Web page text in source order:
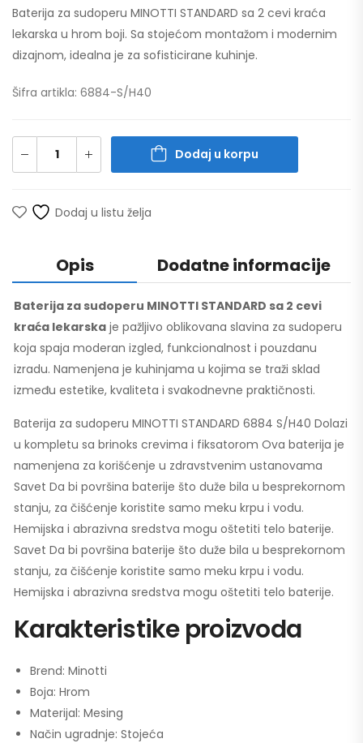
Baterija za sudoperu MINOTTI STANDARD sa 2 cevi kraća
lekarska u hrom boji. Sa stojećom montažom i modernim
dizajnom, idealna je za sofisticirane kuhinje.
Šifra artikla: 6884-S/H40
Dodaj u korpu
Dodaj u listu želja
Opis Dodatne informacije
Baterija za sudoperu MINOTTI STANDARD sa 2 cevi
kraća lekarska je pažljivo oblikovana slavina za sudoperu
koja spaja moderan izgled, funkcionalnost i pouzdanu
izradu. Namenjena je kuhinjama u kojima se traži sklad
između estetike, kvaliteta i svakodnevne praktičnosti.
Baterija za sudoperu MINOTTI STANDARD 6884 S/H40 Dolazi
u kompletu sa brinoks crevima i fiksatorom Ova baterija je
namenjena za korišćenje u zdravstvenim ustanovama
Savet Da bi površina baterije što duže bila u besprekornom
stanju, za čišćenje koristite samo meku krpu i vodu.
Hemijska i abrazivna sredstva mogu oštetiti telo baterije.
Savet Da bi površina baterije što duže bila u besprekornom
stanju, za čišćenje koristite samo meku krpu i vodu.
Hemijska i abrazivna sredstva mogu oštetiti telo baterije.
Karakteristike proizvoda
Brend: Minotti
Boja: Hrom
Materijal: Mesing
Način ugradnje: Stojeća